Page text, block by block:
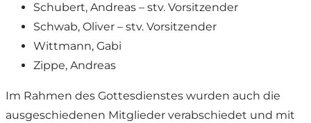
Schubert, Andreas – stv. Vorsitzender
Schwab, Oliver – stv. Vorsitzender
Wittmann, Gabi
Zippe, Andreas
Im Rahmen des Gottesdienstes wurden auch die
ausgeschiedenen Mitglieder verabschiedet und mit